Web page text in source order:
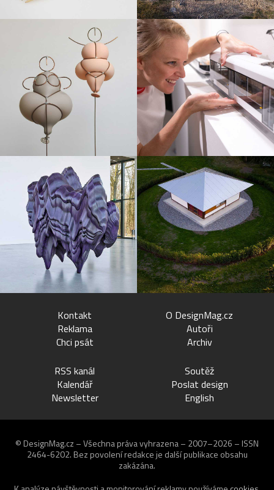
Kontakt
Reklama
Chci psát
O DesignMag.cz
Autoři
Archiv
RSS kanál
Kalendář
Newsletter
Soutěž
Poslat design
English
© DesignMag.cz – Všechna práva vyhrazena – 2007–2026 – ISSN
2464-6202. Bez povolení redakce je další publikace obsahu
zakázána.